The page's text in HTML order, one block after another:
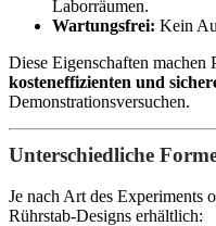
Laborräumen.
Wartungsfrei: Kein
Diese Eigenschaften machen
kosteneffizienten und
Demonstrationsversuchen.
Unterschiedliche
Je nach Art des Experiments
Rührstab-Designs erhältlich: